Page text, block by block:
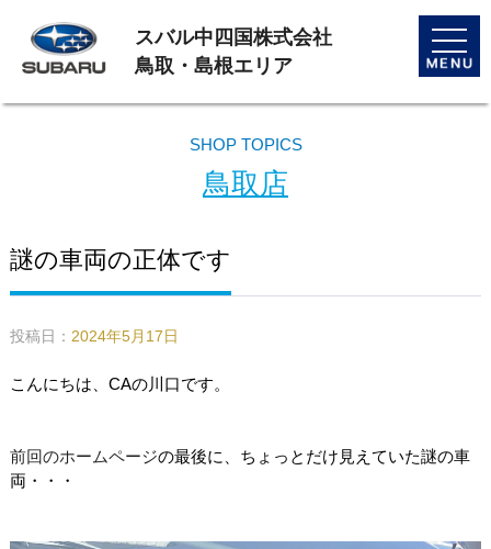
toggle
スバル中四国株式会社
鳥取・島根エリア
SHOP TOPICS
鳥取店
謎の車両の正体です
投稿日： 2024年5月17日
こんにちは、CAの川口です。
前回のホームページの最後に、ちょっとだけ見えていた謎の車
両・・・